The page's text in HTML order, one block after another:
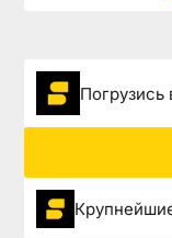
Погрузиcь